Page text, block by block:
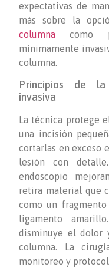
expectativas de
más sobre la
columna como
mínimamente
columna.
Principios de la
invasiva
La técnica protege
una incisión
cortarlas en exceso
lesión con
endoscopio
retira material que
como un
ligamento
disminuye el dolor
columna. La
monitoreo y